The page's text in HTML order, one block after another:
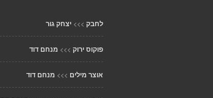
לחבק >>> יצחק גור
פוקוס ירוק >>> מנחם דוד
אוצר מילים >>> מנחם דוד